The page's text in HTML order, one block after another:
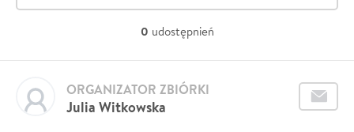
0 udostępnień
Julia Witkowska
ORGANIZATOR ZBIÓRKI